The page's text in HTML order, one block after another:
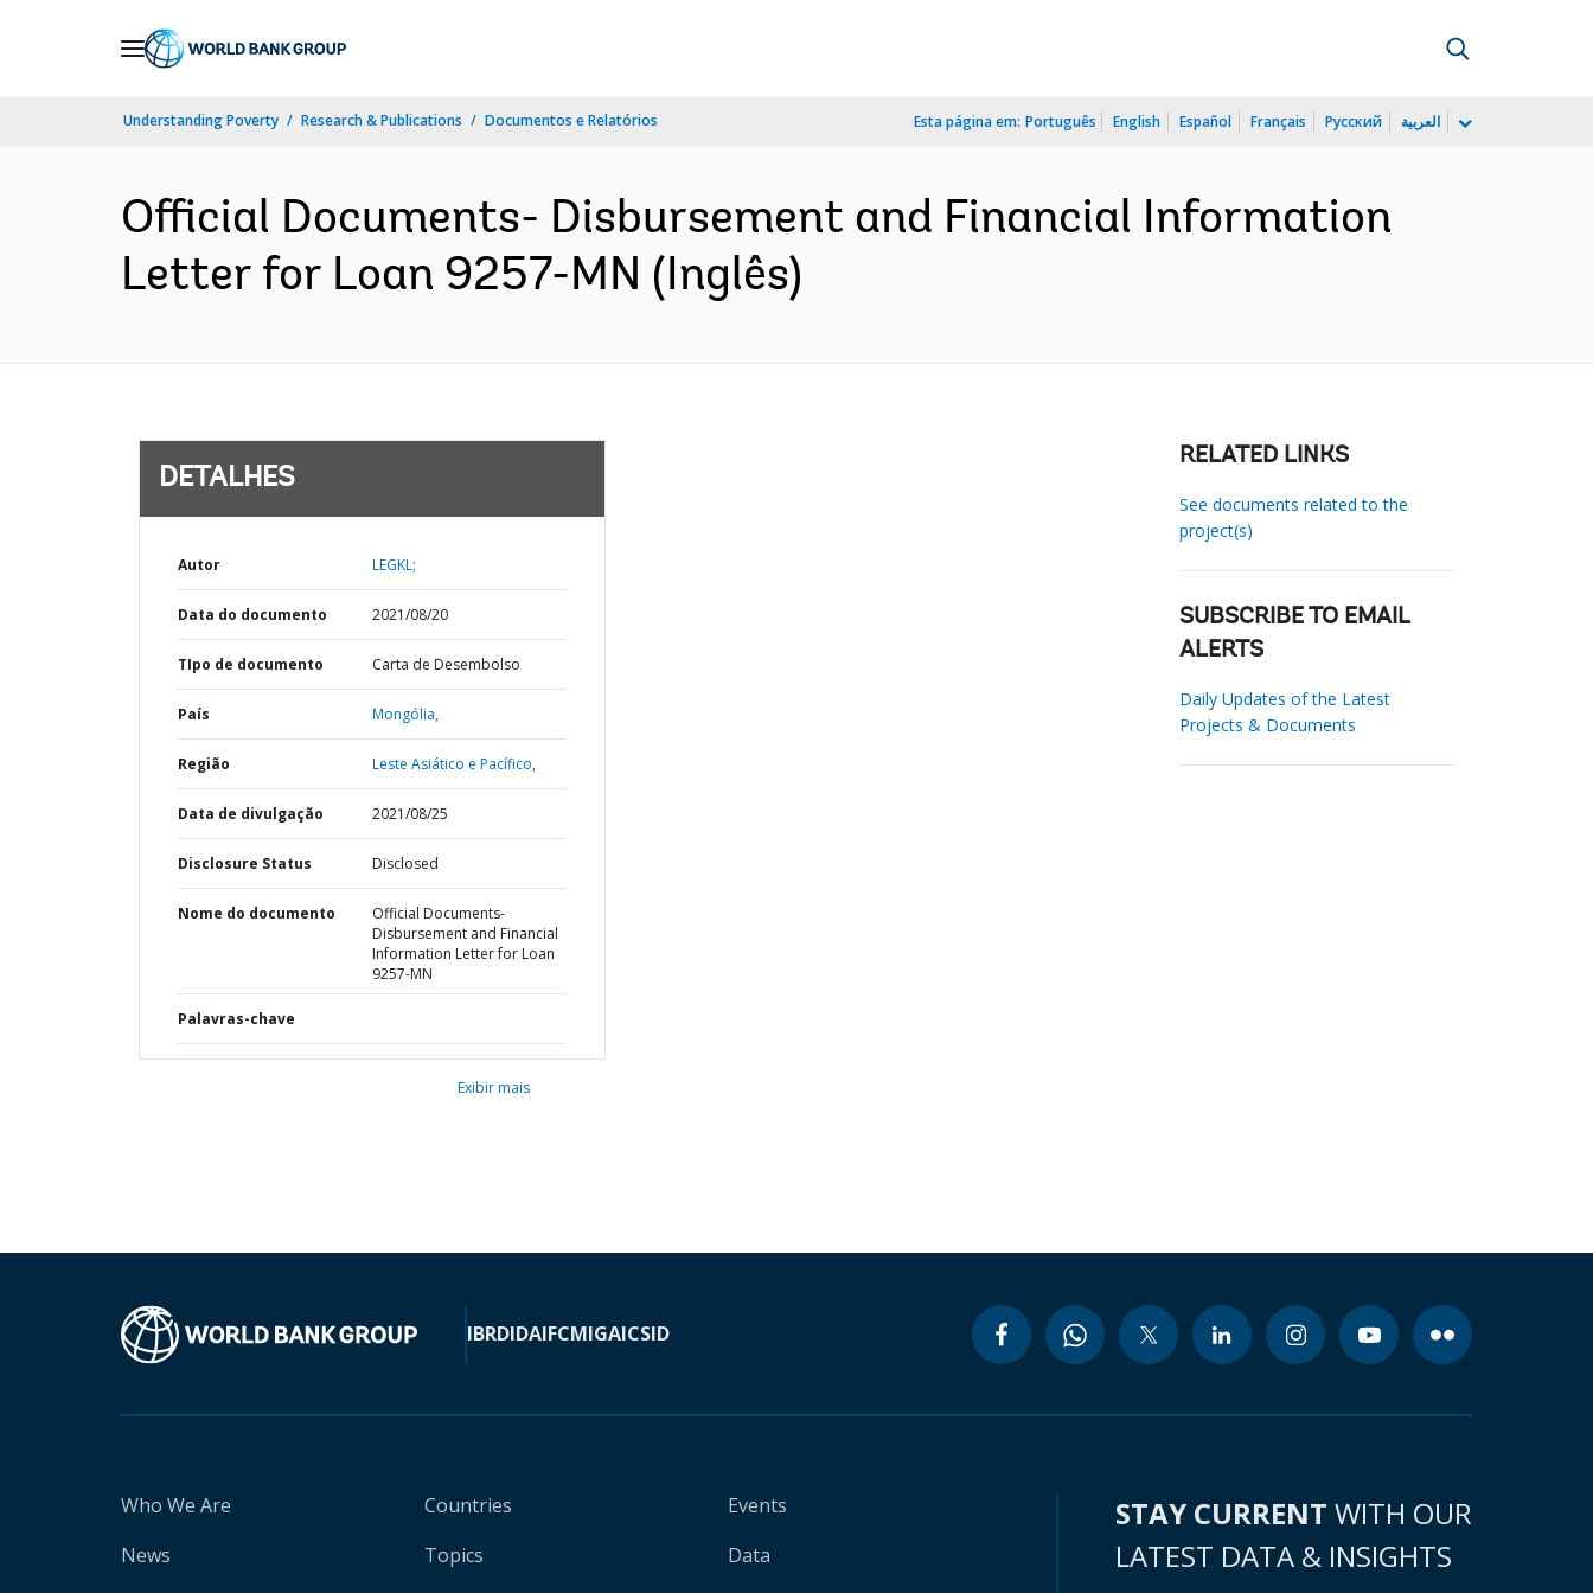
Understanding Poverty Research & Publications Documentos e Relatórios Esta página em: Português English Español Français Русский العربية
Official Documents- Disbursement and Financial Information
Letter for Loan 9257-MN (Inglês)
DETALHES
Autor LEGKL;
Data do documento 2021/08/20
TIpo de documento Carta de Desembolso
País Mongólia,
Região Leste Asiático e Pacífico,
Data de divulgação 2021/08/25
Disclosure Status Disclosed
Nome do documento
Official Documents-
Disbursement and Financial
Information Letter for Loan
9257-MN
Palavras-chave
Exibir mais
RELATED LINKS
See documents related to the
project(s)
SUBSCRIBE TO EMAIL
ALERTS
Daily Updates of the Latest
Projects & Documents
IBRDIDAIFCMIGAICSID
Who We Are
News
Countries
Topics
Events
Data
STAY CURRENT WITH OUR
LATEST DATA & INSIGHTS